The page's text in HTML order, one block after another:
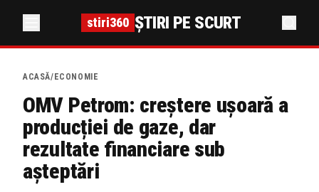
stiri360 ȘTIRI PE SCURT
ACASĂ/ ECONOMIE
OMV Petrom: creștere ușoară a
producției de gaze, dar
rezultate financiare sub
așteptări